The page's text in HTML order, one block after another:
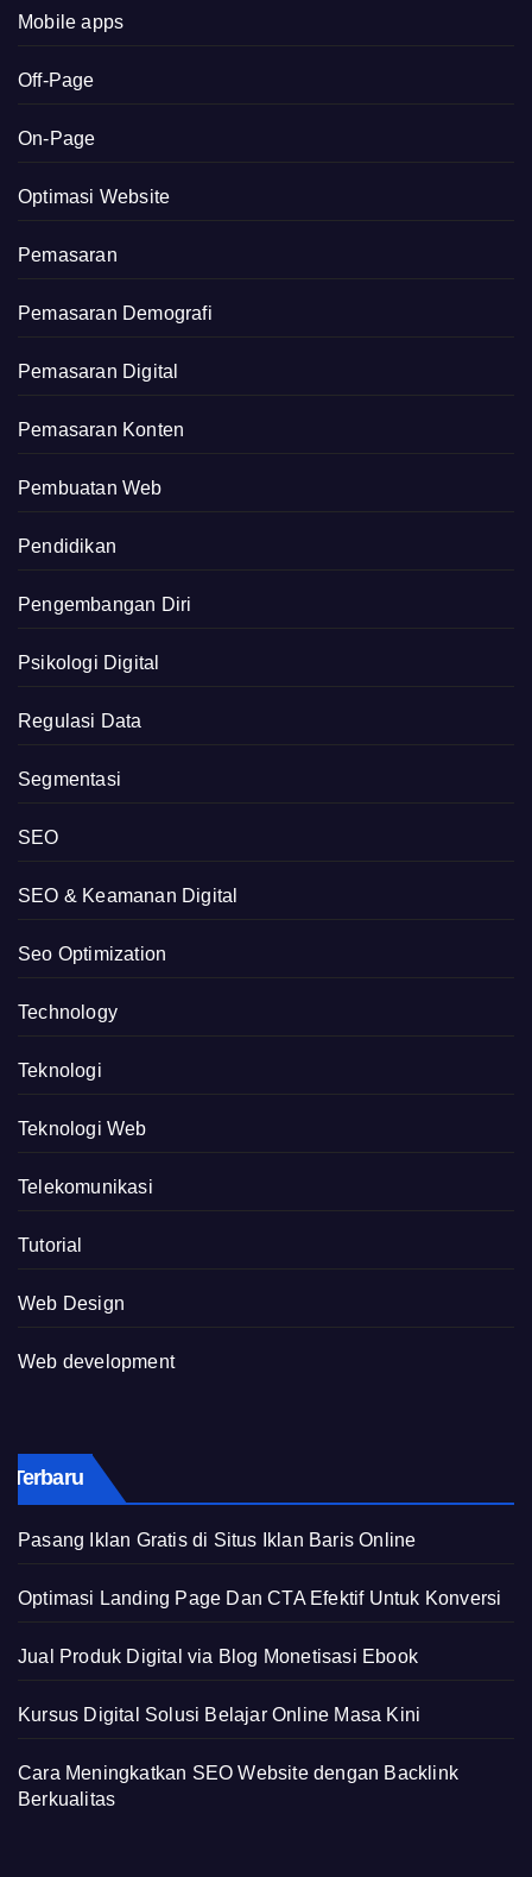
Mobile apps
Off-Page
On-Page
Optimasi Website
Pemasaran
Pemasaran Demografi
Pemasaran Digital
Pemasaran Konten
Pembuatan Web
Pendidikan
Pengembangan Diri
Psikologi Digital
Regulasi Data
Segmentasi
SEO
SEO & Keamanan Digital
Seo Optimization
Technology
Teknologi
Teknologi Web
Telekomunikasi
Tutorial
Web Design
Web development
Terbaru
Pasang Iklan Gratis di Situs Iklan Baris Online
Optimasi Landing Page Dan CTA Efektif Untuk Konversi
Jual Produk Digital via Blog Monetisasi Ebook
Kursus Digital Solusi Belajar Online Masa Kini
Cara Meningkatkan SEO Website dengan Backlink
Berkualitas